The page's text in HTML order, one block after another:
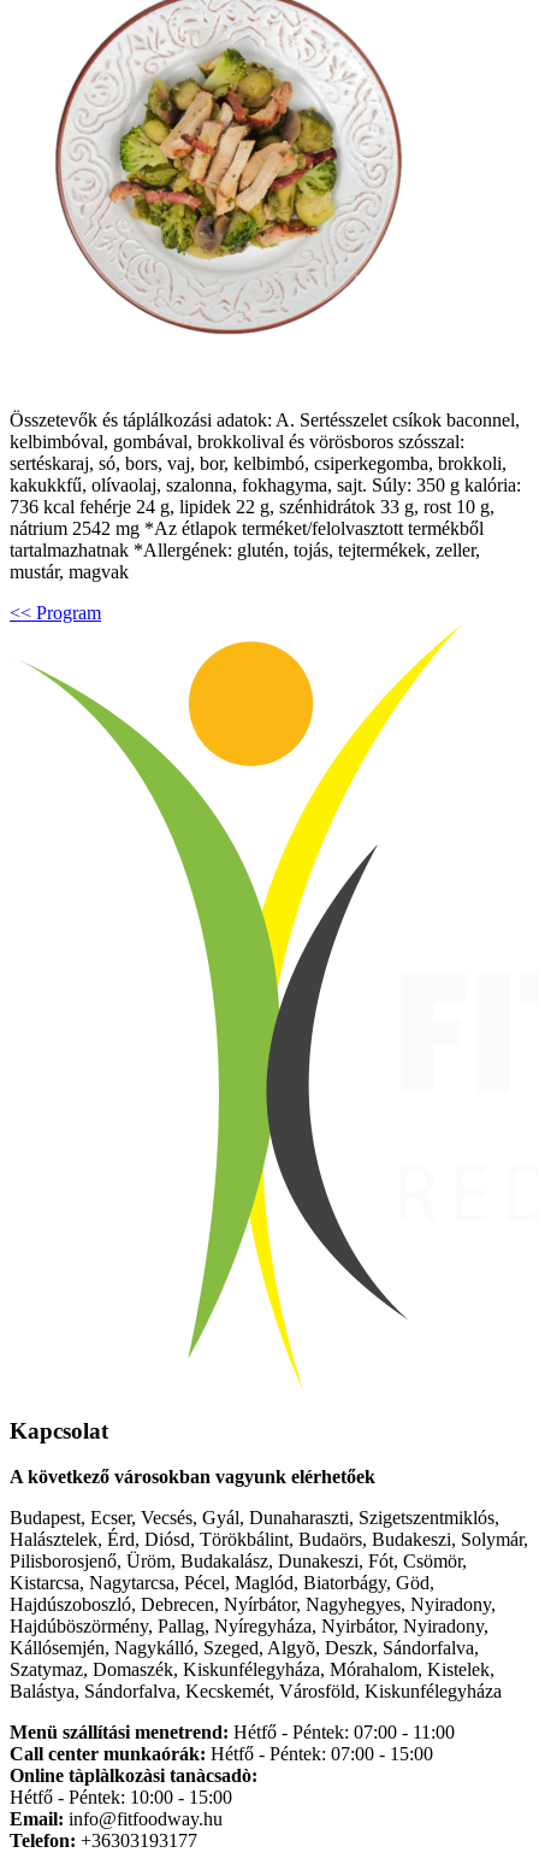
Összetevők és táplálkozási adatok: A. Sertésszelet csíkok baconnel,
kelbimbóval, gombával, brokkolival és vörösboros szósszal:
sertéskaraj, só, bors, vaj, bor, kelbimbó, csiperkegomba, brokkoli,
kakukkfű, olívaolaj, szalonna, fokhagyma, sajt. Súly: 350 g kalória:
736 kcal fehérje 24 g, lipidek 22 g, szénhidrátok 33 g, rost 10 g,
nátrium 2542 mg *Az étlapok terméket/felolvasztott termékből
tartalmazhatnak *Allergének: glutén, tojás, tejtermékek, zeller,
mustár, magvak
<< Program
Kapcsolat
A következő városokban vagyunk elérhetőek
Budapest, Ecser, Vecsés, Gyál, Dunaharaszti, Szigetszentmiklós,
Halásztelek, Érd, Diósd, Törökbálint, Budaörs, Budakeszi, Solymár,
Pilisborosjenő, Üröm, Budakalász, Dunakeszi, Fót, Csömör,
Kistarcsa, Nagytarcsa, Pécel, Maglód, Biatorbágy, Göd,
Hajdúszoboszló, Debrecen, Nyírbátor, Nagyhegyes, Nyiradony,
Hajdúböszörmény, Pallag, Nyíregyháza, Nyirbátor, Nyiradony,
Kállósemjén, Nagykálló, Szeged, Algyõ, Deszk, Sándorfalva,
Szatymaz, Domaszék, Kiskunfélegyháza, Mórahalom, Kistelek,
Balástya, Sándorfalva, Kecskemét, Városföld, Kiskunfélegyháza
Menü szállítási menetrend: Hétfő - Péntek: 07:00 - 11:00
Call center munkaórák: Hétfő - Péntek: 07:00 - 15:00
Online tàplàlkozàsi tanàcsadò:
Hétfő - Péntek: 10:00 - 15:00
Email: info@fitfoodway.hu
Telefon: +36303193177